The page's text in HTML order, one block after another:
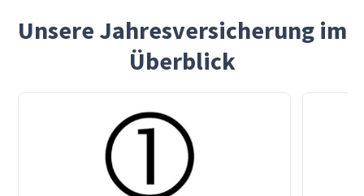
Unsere Jahresversicherung im
Überblick